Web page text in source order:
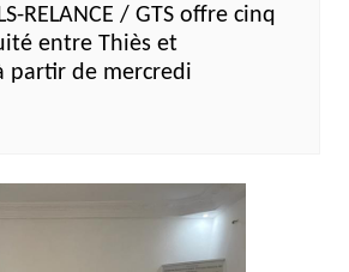
RELANCE / GTS offre cinq
entre Thiès et
partir de mercredi